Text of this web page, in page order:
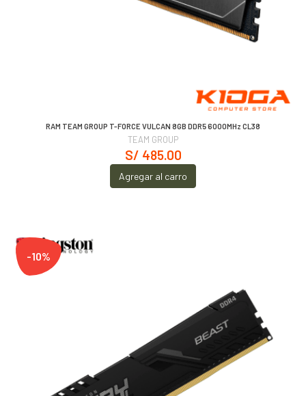
RAM TEAM GROUP T-FORCE VULCAN 8GB DDR5 6000MHz CL38
TEAM GROUP
S/ 485.00
Agregar al carro
-10%